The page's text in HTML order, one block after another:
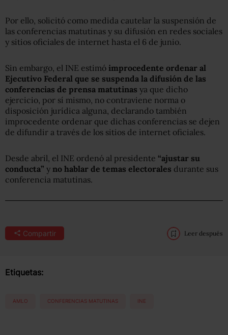
Por ello, solicitó como medida cautelar la suspensión de
las conferencias matutinas y su difusión en redes sociales
y sitios oficiales de internet hasta el 6 de junio.
Sin embargo, el INE estimó improcedente ordenar al
Ejecutivo Federal que se suspenda la difusión de las
conferencias de prensa matutinas ya que dicho
ejercicio, por sí mismo, no contraviene norma o
disposición jurídica alguna, declarando también
improcedente ordenar que dichas conferencias se dejen
de difundir a través de los sitios de internet oficiales.
Desde abril, el INE ordenó al presidente “ajustar su
conducta” y no hablar de temas electorales durante sus
conferencia matutinas.
Compartir Leer después
Etiquetas:
AMLO CONFERENCIAS MATUTINAS INE